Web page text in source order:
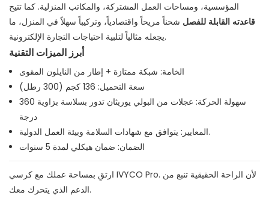
المؤسسية، ومساحات العمل المشتركة، والمكاتب المنزلية. كما تتيح
قاعدته القابلة للفصل شحناً مريحاً واقتصادياً، وتركيباً سهلاً في المنزل، ما
يجعله مثالياً لتلبية احتياجات التجارة الإلكترونية.
أبرز الميزات التقنية
الخامة: شبكة ممتازة + إطار من النايلون المقوى
سعة التحميل: 136 كجم (300 رطل)
سهولة الحركة: عجلات من البولي يوريثان تدور بسلاسة بزاوية 360
درجة
المعايير: يتوافق مع شهادات السلامة وبيئة العمل الدولية.
الضمان: ضمان هيكلي لمدة 5 سنوات
ارتقِ بمساحة عملك مع كرسي IVYCO Pro. لأن الراحة الحقيقية تنبع من
الدعم الذي يتحرك معك.